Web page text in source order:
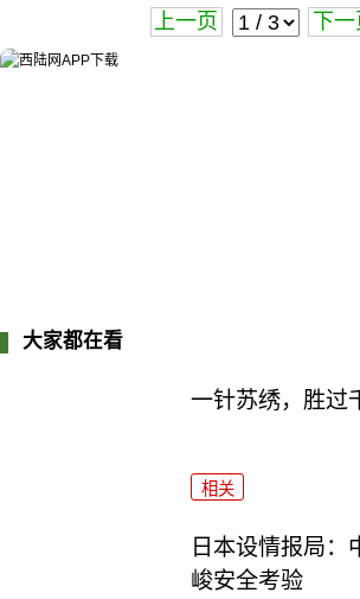
上一页 下
大家都在看
一针苏绣，胜过
相关
日本设情报局：
峻安全考验